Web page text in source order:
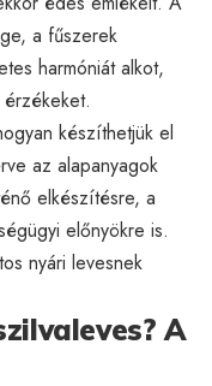
a fűszerek
harmóniát alkot,
készíthetjük el
az alapanyagok
elkészítésre, a
előnyökre is.
nyári levesnek
A